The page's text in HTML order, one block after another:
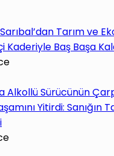
Tarım ve
Kaderiyle Baş Başa
Alkollü Sürücünün
Yitirdi: Sanığın